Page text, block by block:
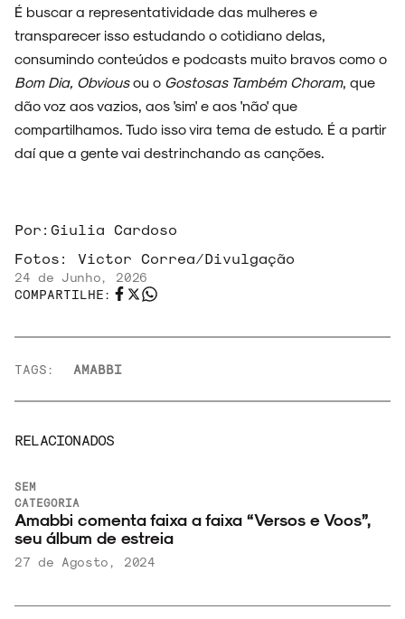
É buscar a representatividade das mulheres e
transparecer isso estudando o cotidiano delas,
consumindo conteúdos e podcasts muito bravos como o
Bom Dia, Obviousou o Gostosas Também Choram, que
dão voz aos vazios, aos 'sim' e aos 'não' que
compartilhamos. Tudo isso vira tema de estudo. É a partir
daí que a gente vai destrinchando as canções.
Por: Giulia Cardoso
Fotos: Victor Correa/Divulgação
24 de Junho, 2026
COMPARTILHE:
TAGS: AMABBI
RELACIONADOS
SEM
CATEGORIA
Amabbi comenta faixa a faixa “Versos e Voos”,
seu álbum de estreia
27 de Agosto, 2024